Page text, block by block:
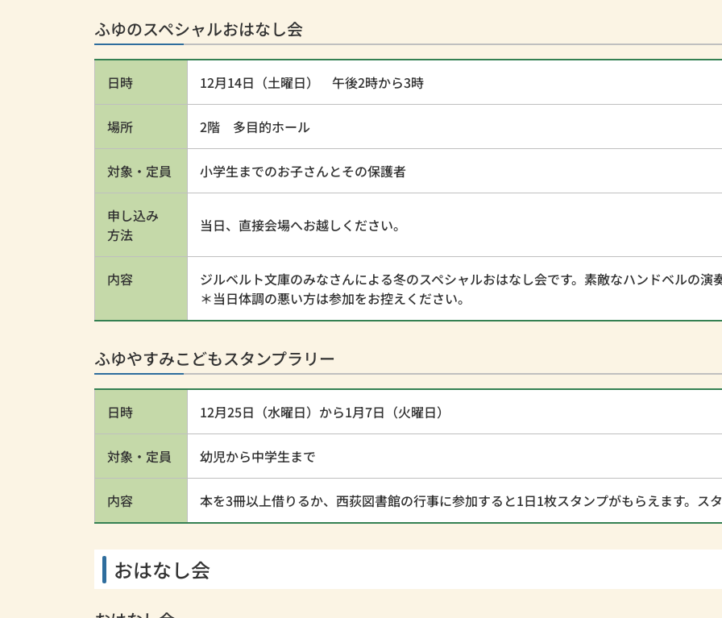
ふゆのスペシャルおはなし会
日時 12月14日（土曜日） 午後2時から3時
場所 2階 多目的ホール
対象・定員 小学生までのお子さんとその保護者
申し込み
方法
当日、直接会場へお越しください。
内容
ジルベルト文庫のみなさんによる冬のスペシャルおはなし会です。素敵なハンドベルの演
＊当日体調の悪い方は参加をお控えください。
ふゆやすみこどもスタンプラリー
日時 12月25日（水曜日）から1月7日（火曜日）
対象・定員 幼児から中学生まで
内容 本を3冊以上借りるか、西荻図書館の行事に参加すると1日1枚スタンプがもらえます。ス
おはなし会